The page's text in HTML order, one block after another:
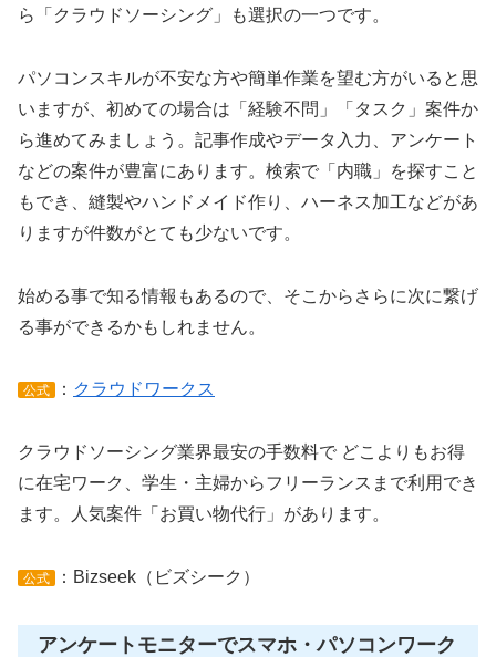
ら「クラウドソーシング」も選択の一つです。
パソコンスキルが不安な方や簡単作業を望む方がいると思
いますが、初めての場合は「経験不問」「タスク」案件か
ら進めてみましょう。記事作成やデータ入力、アンケート
などの案件が豊富にあります。検索で「内職」を探すこと
もでき、縫製やハンドメイド作り、ハーネス加工などがあ
りますが件数がとても少ないです。
始める事で知る情報もあるので、そこからさらに次に繋げ
る事ができるかもしれません。
公式 ： クラウドワークス
クラウドソーシング業界最安の手数料で どこよりもお得
に在宅ワーク、学生・主婦からフリーランスまで利用でき
ます。人気案件「お買い物代行」があります。
公式 ：Bizseek（ビズシーク）
アンケートモニターでスマホ・パソコンワーク